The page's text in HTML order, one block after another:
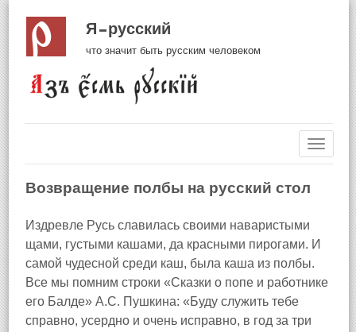
Я русский
что значит быть русским человеком
Возвращение полбы на русский стол
Издревле Русь славилась своими наваристыми
щами, густыми кашами, да красными пирогами. И
самой чудесной среди каш, была каша из полбы.
Все мы помним строки «Сказки о попе и работнике
его Балде» А.С. Пушкина: «Буду служить тебе
справно, усердно и очень исправно, в год за три